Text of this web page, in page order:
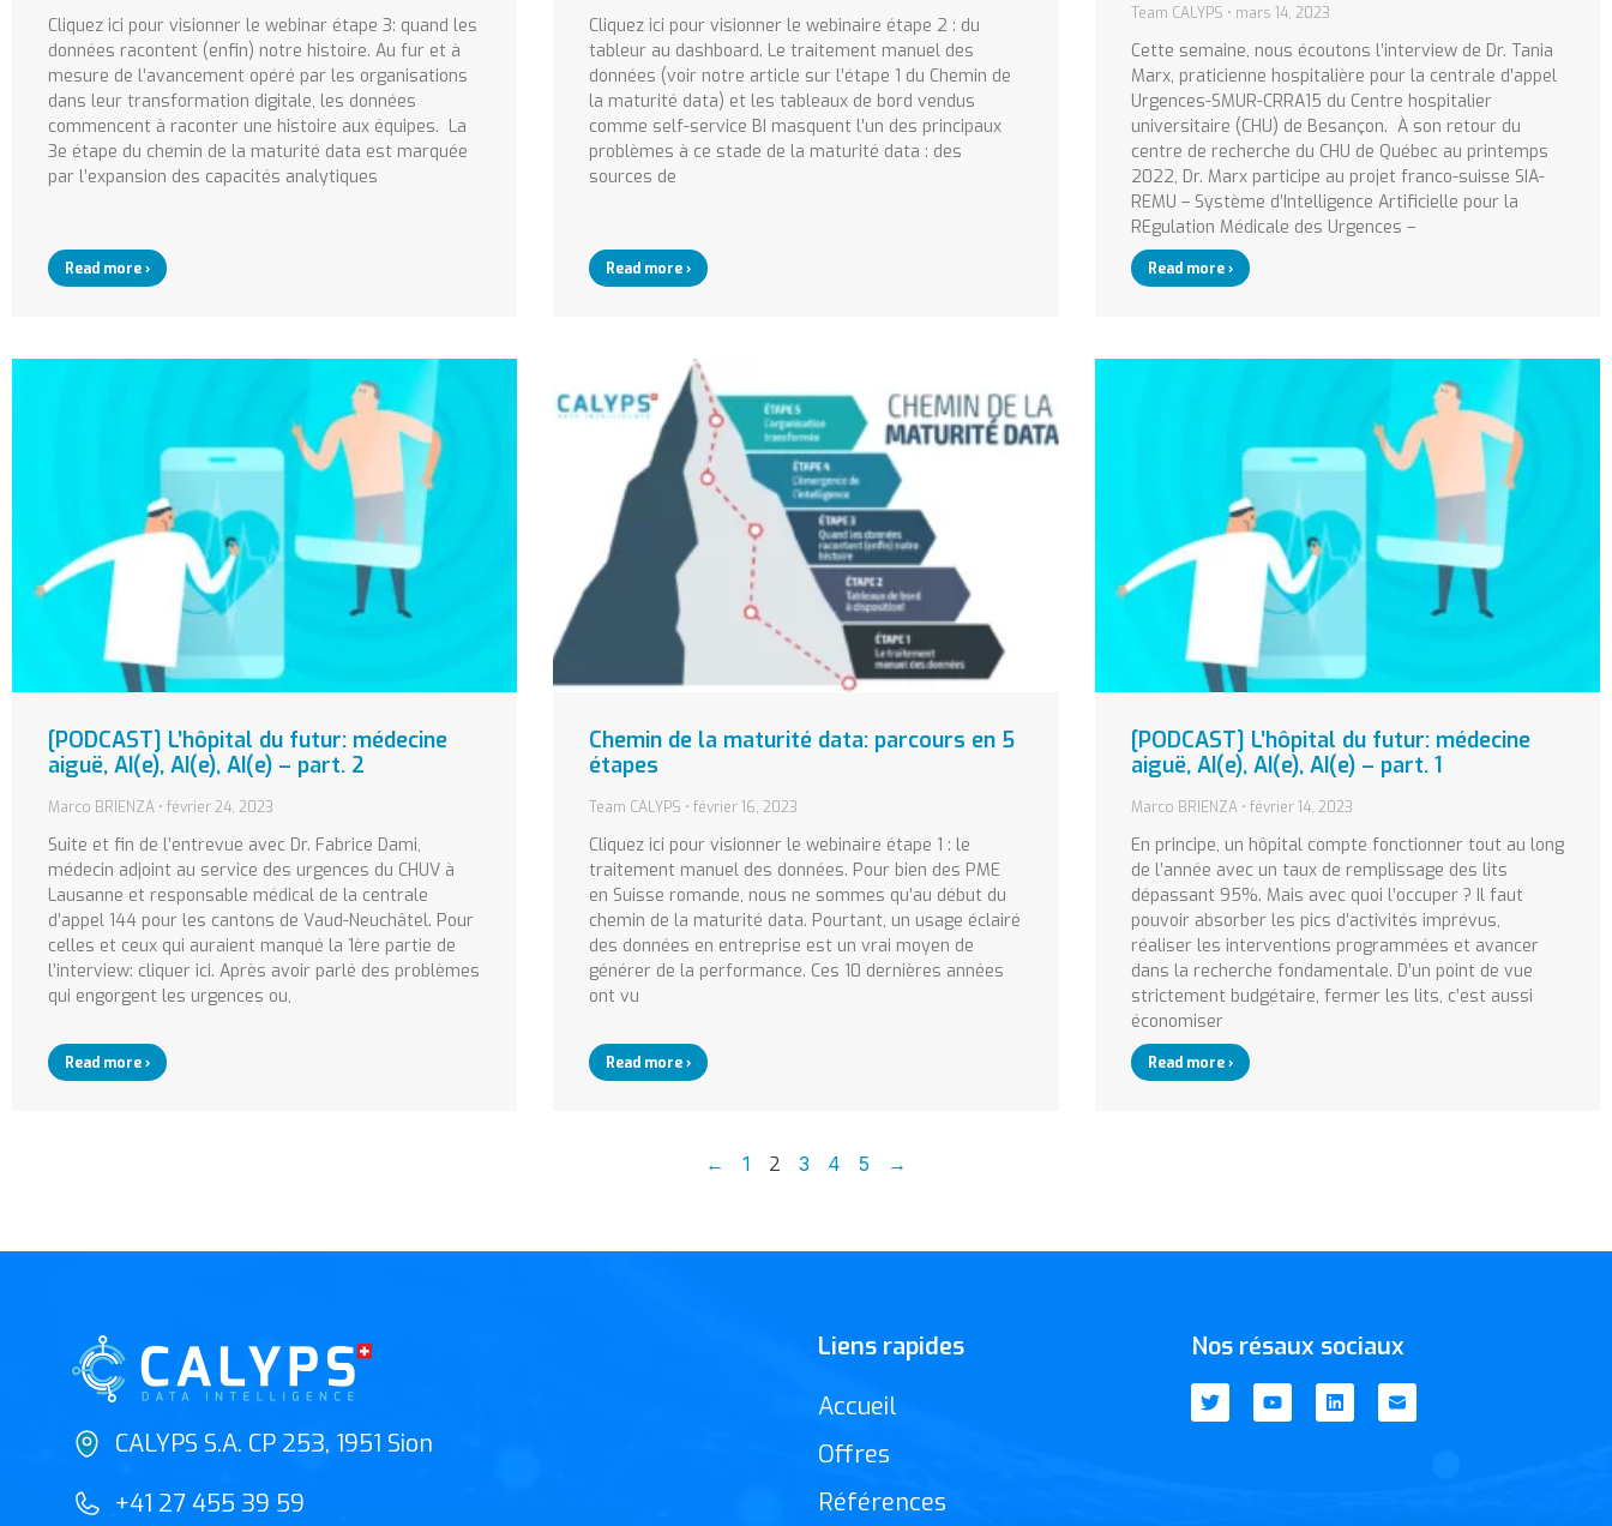
Cliquez ici pour visionner le webinar étape 3: quand les
données racontent (enfin) notre histoire. Au fur et à
mesure de l’avancement opéré par les organisations
dans leur transformation digitale, les données
commencent à raconter une histoire aux équipes. La
3e étape du chemin de la maturité data est marquée
par l’expansion des capacités analytiques
Read more ›
Cliquez ici pour visionner le webinaire étape 2 : du
tableur au dashboard. Le traitement manuel des
données (voir notre article sur l’étape 1 du Chemin de
la maturité data) et les tableaux de bord vendus
comme self-service BI masquent l’un des principaux
problèmes à ce stade de la maturité data : des
sources de
Read more ›
Team CALYPS mars 14, 2023
Cette semaine, nous écoutons l’interview de Dr. Tania
Marx, praticienne hospitalière pour la centrale d’appel
Urgences-SMUR-CRRA15 du Centre hospitalier
universitaire (CHU) de Besançon. À son retour du
centre de recherche du CHU de Québec au printemps
2022, Dr. Marx participe au projet franco-suisse SIA-
REMU – Système d’Intelligence Artificielle pour la
REgulation Médicale des Urgences –
Read more ›
[PODCAST] L’hôpital du futur: médecine
aiguë, AI(e), AI(e), AI(e) – part. 2
Marco BRIENZA février 24, 2023
Suite et fin de l’entrevue avec Dr. Fabrice Dami,
médecin adjoint au service des urgences du CHUV à
Lausanne et responsable médical de la centrale
d’appel 144 pour les cantons de Vaud-Neuchâtel. Pour
celles et ceux qui auraient manqué la 1ère partie de
l’interview: cliquer ici. Après avoir parlé des problèmes
qui engorgent les urgences ou,
Read more ›
Chemin de la maturité data: parcours en 5
étapes
Team CALYPS février 16, 2023
Cliquez ici pour visionner le webinaire étape 1 : le
traitement manuel des données. Pour bien des PME
en Suisse romande, nous ne sommes qu’au début du
chemin de la maturité data. Pourtant, un usage éclairé
des données en entreprise est un vrai moyen de
générer de la performance. Ces 10 dernières années
ont vu
Read more ›
[PODCAST] L’hôpital du futur: médecine
aiguë, AI(e), AI(e), AI(e) – part. 1
Marco BRIENZA février 14, 2023
En principe, un hôpital compte fonctionner tout au long
de l’année avec un taux de remplissage des lits
dépassant 95%. Mais avec quoi l’occuper ? Il faut
pouvoir absorber les pics d’activités imprévus,
réaliser les interventions programmées et avancer
dans la recherche fondamentale. D’un point de vue
strictement budgétaire, fermer les lits, c’est aussi
économiser
Read more ›
← 1 2 3 4 5 →
CALYPS S.A. CP 253, 1951 Sion
+41 27 455 39 59
Liens rapides
Accueil
Offres
Références
Nos résaux sociaux